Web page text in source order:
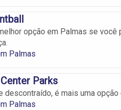
opção em Palmas se você
Palmas
Parks
descontraído, é mais uma
Palmas